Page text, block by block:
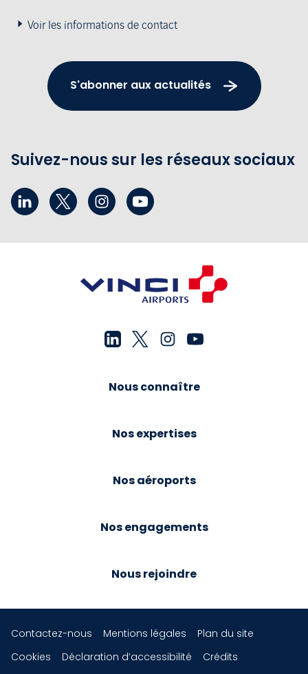
Voir les informations de contact
S'abonner aux actualités
Suivez-nous sur les réseaux sociaux
Nous connaître
Nos expertises
Nos aéroports
Nos engagements
Nous rejoindre
Contactez-nous Mentions légales
Plan du site
Cookies
Déclaration d’accessibilité Crédits